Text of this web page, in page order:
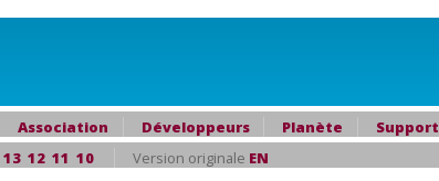
Association Développeurs Planète
Support
13 12 11 10 Version originale EN